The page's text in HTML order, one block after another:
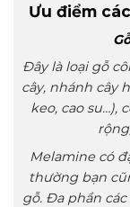
Ưu điểm
Đây là loại gỗ
cây, nhánh cây
keo, cao su…),
Melamine có
thường bạn
gỗ. Đa phần